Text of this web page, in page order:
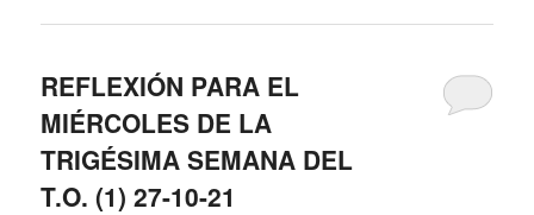
REFLEXIÓN PARA EL
MIÉRCOLES DE LA
TRIGÉSIMA SEMANA DEL
T.O. (1) 27-10-21